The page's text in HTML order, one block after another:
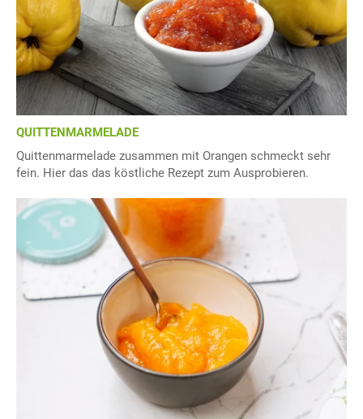
QUITTENMARMELADE
Quittenmarmelade zusammen mit Orangen schmeckt sehr
fein. Hier das das köstliche Rezept zum Ausprobieren.